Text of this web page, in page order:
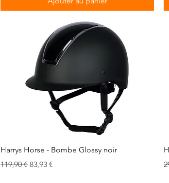
Aperçu rapide
Harrys Horse - Bombe Glossy noir
Prix original
119,90 € Prix promotionnel
83,93 €